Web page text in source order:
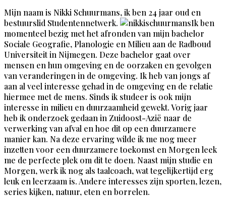
Mijn naam is Nikki Schuurmans, ik ben 24 jaar oud en
bestuurslid Studentennetwerk.
Ik ben
momenteel bezig met het afronden van mijn bachelor
Sociale Geografie, Planologie en Milieu aan de Radboud
Universiteit in Nijmegen. Deze bachelor gaat over
mensen en hun omgeving en de oorzaken en gevolgen
van veranderingen in de omgeving. Ik heb van jongs af
aan al veel interesse gehad in de omgeving en de relatie
hiermee met de mens. Sinds ik studeer is ook mijn
interesse in milieu en duurzaamheid gewekt. Vorig jaar
heb ik onderzoek gedaan in Zuidoost-Azië naar de
verwerking van afval en hoe dit op een duurzamere
manier kan. Na deze ervaring wilde ik me nog meer
inzetten voor een duurzamere toekomst en Morgen leek
me de perfecte plek om dit te doen. Naast mijn studie en
Morgen, werk ik nog als taalcoach, wat tegelijkertijd erg
leuk en leerzaam is. Andere interesses zijn sporten, lezen,
series kijken, natuur, eten en borrelen.